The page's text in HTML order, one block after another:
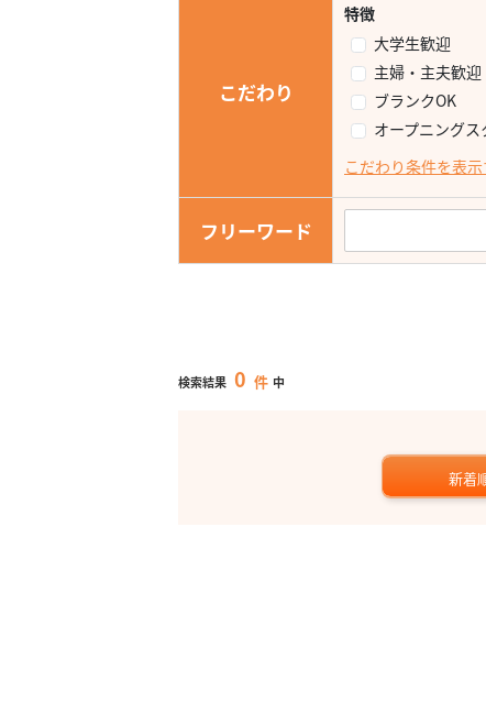
こだわり
特徴
大学生歓迎
主婦・主夫歓迎
ブランクOK
オープニングス
こだわり条件を表示
フリーワード
検索結果 0 件 中
新着